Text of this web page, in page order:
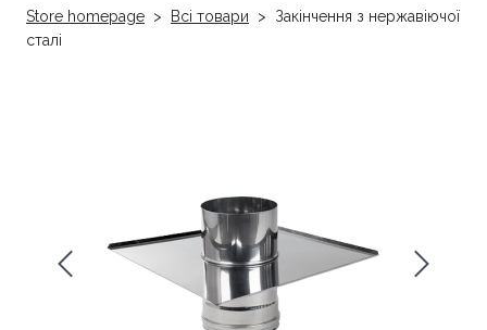
Store homepage Всі товари
Закінчення з нержавіючої
сталі